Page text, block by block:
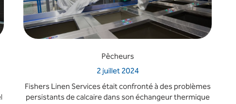
Pêcheurs
2 juillet 2024
Fishers Linen Services était confronté à des problèmes
persistants de calcaire dans son échangeur thermique